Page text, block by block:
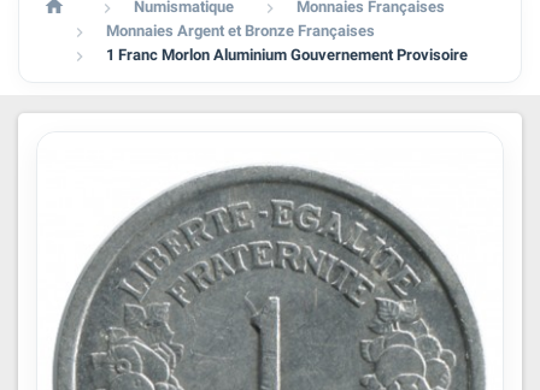
  Numismatique  Monnaies Françaises
 Monnaies Argent et Bronze Françaises
 1 Franc Morlon Aluminium Gouvernement Provisoire